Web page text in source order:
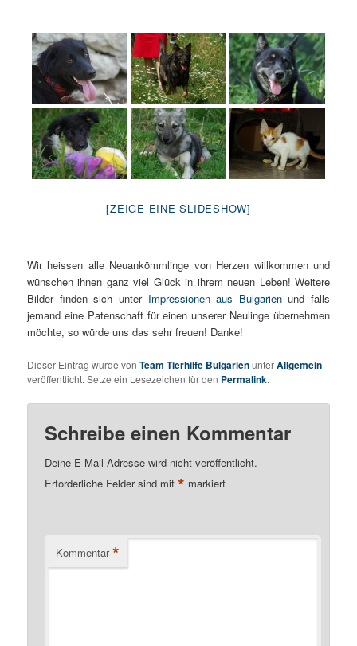
[ZEIGE EINE SLIDESHOW]
Wir heissen alle Neuankömmlinge von Herzen willkommen und
wünschen ihnen ganz viel Glück in ihrem neuen Leben! Weitere
Bilder finden sich unter Impressionen aus Bulgarienund falls
jemand eine Patenschaft für einen unserer Neulinge übernehmen
möchte, so würde uns das sehr freuen! Danke!
Dieser Eintrag wurde vonTeam Tierhilfe BulgarienunterAllgemein
veröffentlicht. Setze ein Lesezeichen für den Permalink.
Schreibe einen Kommentar
Deine E-Mail-Adresse wird nicht veröffentlicht.
Erforderliche Felder sind mit* markiert
Kommentar *